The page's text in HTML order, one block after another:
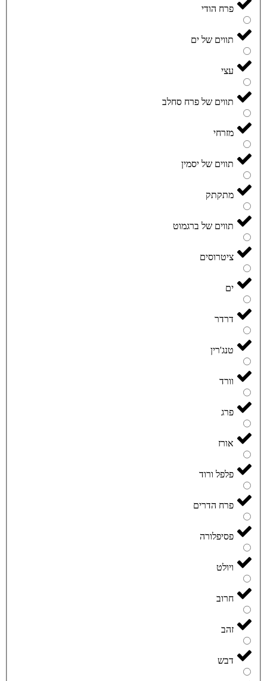
פרח הודי
תווים של ים
עצי
תווים של פרח סחלב
מזרחי
תווים של יסמין
מתקתק
תווים של ברגמוט
ציטרוסים
ים
דרדר
טנג'רין
וורד
פרג
אורז
פלפל ורוד
פרח הדרים
פסיפלורה
ויולט
חרוב
זהב
דבש